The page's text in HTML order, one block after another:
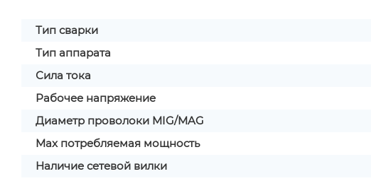
Тип сварки
Тип аппарата
Сила тока
Рабочее напряжение
Диаметр проволоки MIG/MAG
Max потребляемая мощность
Наличие сетевой вилки